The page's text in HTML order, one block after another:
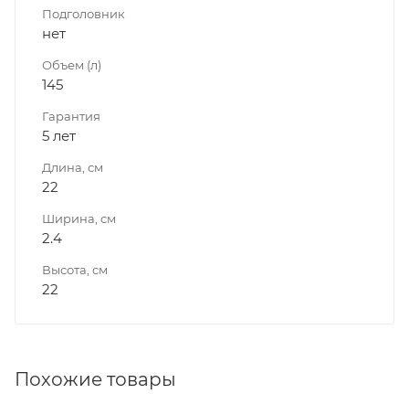
Подголовник
нет
Объем (л)
145
Гарантия
5 лет
Длина, см
22
Ширина, см
2.4
Высота, см
22
Похожие товары